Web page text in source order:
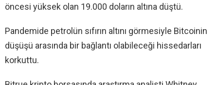
öncesi yüksek olan 19.000 doların altına düştü.
Pandemide petrolün sıfırın altını görmesiyle Bitcoinin
düşüşü arasında bir bağlantı olabileceği hissedarları
korkuttu.